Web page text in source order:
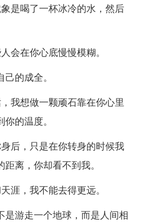
是喝了一杯冰冷的水，然后
会在你心底慢慢模糊。
的成全。
我想做一颗顽石靠在你心里
的温度。
后，只是在你转身的时候我
离，你却看不到我。
涯，我不能去得更远。
是游走一个地球，而是人间相